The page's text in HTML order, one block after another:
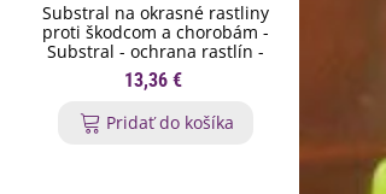
Substral na okrasné rastliny
proti škodcom a chorobám -
Substral - ochrana rastlín -
800 ml
13,36 €
Pridať do košíka